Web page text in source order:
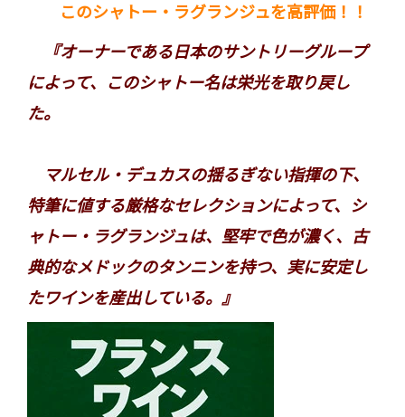
このシャトー・ラグランジュを高評価！！
『オーナーである日本のサントリーグループ
によって、このシャトー名は栄光を取り戻し
た。
マルセル・デュカスの揺るぎない指揮の下、
特筆に値する厳格なセレクションによって、シ
ャトー・ラグランジュは、堅牢で色が濃く、古
典的なメドックのタンニンを持つ、実に安定し
たワインを産出している。』